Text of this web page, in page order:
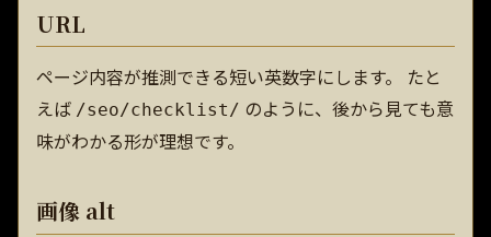
URL
ページ内容が推測できる短い英数字にします。 たと
えば /seo/checklist/ のように、後から見ても意
味がわかる形が理想です。
画像 alt